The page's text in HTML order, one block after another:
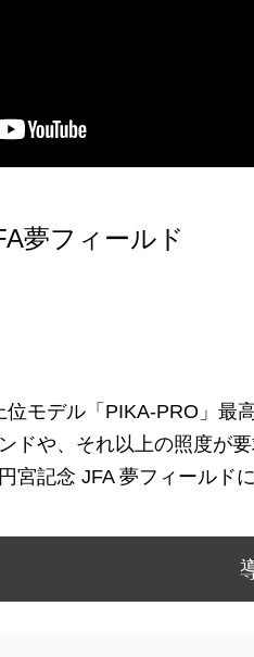
夢フィールド
位モデル「PIKA-PRO」最
ドや、それ以上の照度が
宮記念 JFA 夢フィールド